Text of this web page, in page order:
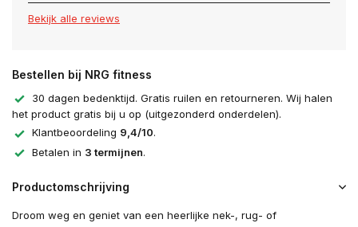
Bekijk alle reviews
Bestellen bij NRG fitness
30 dagen bedenktijd. Gratis ruilen en retourneren. Wij halen
het product gratis bij u op (uitgezonderd onderdelen).
Klantbeoordeling 9,4/10.
Betalen in 3 termijnen.
Productomschrijving
Droom weg en geniet van een heerlijke nek-, rug- of